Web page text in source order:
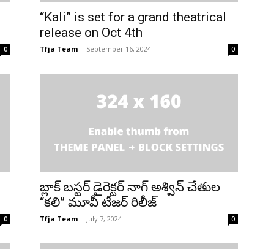
0
“Kali” is set for a grand theatrical
release on Oct 4th
Tfja Team - September 16, 2024 0
0
బ్లాక్ బస్టర్ డైరెక్టర్ నాగ్ అశ్విన్ చేతుల
“కలి” మూవీ టీజర్ రిలీజ్
Tfja Team - July 7, 2024 0